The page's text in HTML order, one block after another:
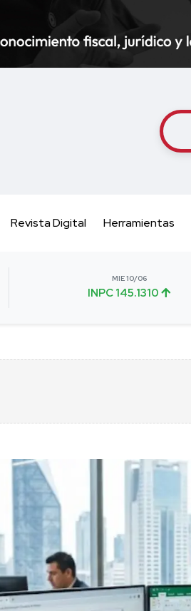
Revista Digital Herramientas
MIE 10/06
INPC 145.1310